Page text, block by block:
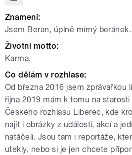
Znamení:
Jsem Beran, úplně mírný beránek.
Životní motto:
Karma.
Co dělám v rozhlase:
Od března 2016 jsem zprávařkou
října 2019 mám k tomu na
Českého rozhlasu Liberec, kde
najít i obrázky z událostí, akcí a
natáčeli. Jsou tam i reportáže,
utekly, nebo si je jen chcete